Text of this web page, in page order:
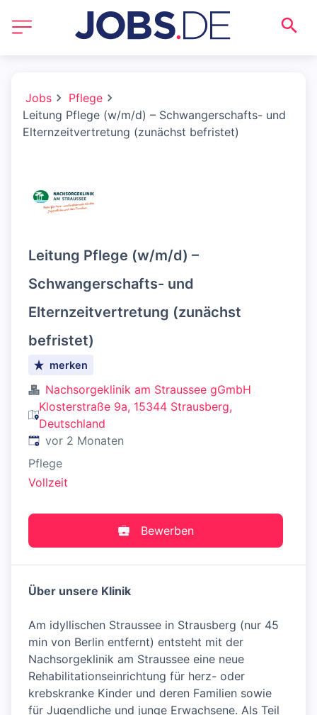
Jobs
Pflege
Leitung Pflege (w/m/d) – Schwangerschafts- und
Elternzeitvertretung (zunächst befristet)
Leitung Pflege (w/m/d) –
Schwangerschafts- und
Elternzeitvertretung (zunächst
befristet)
merken
Nachsorgeklinik am Straussee gGmbH
Klosterstraße 9a, 15344 Strausberg,
Deutschland
Veröffentlicht:
vor 2 Monaten
Pflege
Vollzeit
Bewerben
Über unsere Klinik
Am idyllischen Straussee in Strausberg (nur 45
min von Berlin entfernt) entsteht mit der
Nachsorgeklinik am Straussee eine neue
Rehabilitationseinrichtung für herz- oder
krebskranke Kinder und deren Familien sowie
für Jugendliche und junge Erwachsene. Als Teil